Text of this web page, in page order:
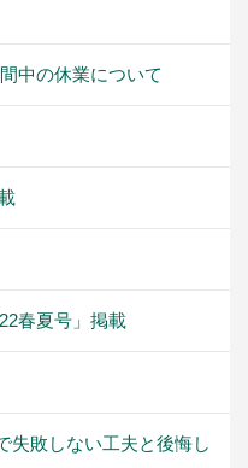
中の休業について
春夏号」掲載
失敗しない工夫と後悔し